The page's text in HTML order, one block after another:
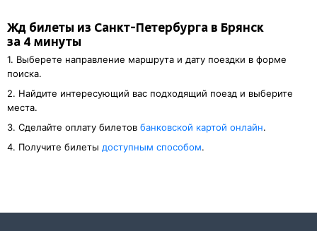
Жд билеты из Санкт-Петербурга в Брянск
за 4 минуты
1. Выберете направление маршрута и дату поездки в форме
поиска.
2. Найдите интересующий вас подходящий поезд и выберите
места.
3. Cделайте оплату билетов банковской картой онлайн.
4. Получите билеты доступным способом.